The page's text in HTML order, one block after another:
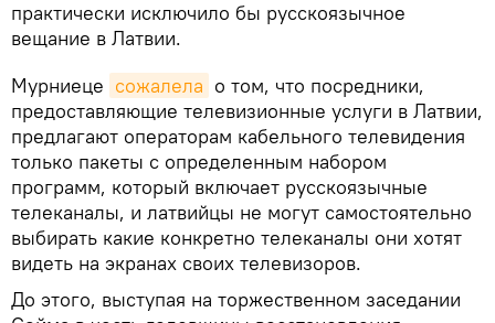
практически исключило бы русскоязычное
вещание в Латвии.
Мурниеце сожалела о том, что посредники,
предоставляющие телевизионные услуги в Латвии,
предлагают операторам кабельного телевидения
только пакеты с определенным набором
программ, который включает русскоязычные
телеканалы, и латвийцы не могут самостоятельно
выбирать какие конкретно телеканалы они хотят
видеть на экранах своих телевизоров.
До этого, выступая на торжественном заседании